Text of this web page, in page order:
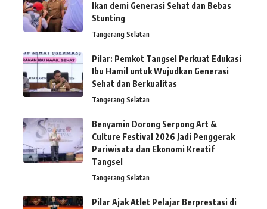
Ikan demi Generasi Sehat dan Bebas
Stunting
Tangerang Selatan
Pilar: Pemkot Tangsel Perkuat Edukasi
Ibu Hamil untuk Wujudkan Generasi
Sehat dan Berkualitas
Tangerang Selatan
Benyamin Dorong Serpong Art &
Culture Festival 2026 Jadi Penggerak
Pariwisata dan Ekonomi Kreatif
Tangsel
Tangerang Selatan
Pilar Ajak Atlet Pelajar Berprestasi di